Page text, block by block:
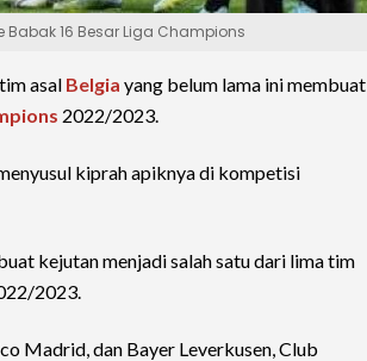
Babak 16 Besar Liga Champions
asal Belgia yang belum lama ini membuat
2022/2023.
kiprah apiknya di kompetisi
kejutan menjadi salah satu dari lima tim
2023.
Madrid, dan Bayer Leverkusen, Club